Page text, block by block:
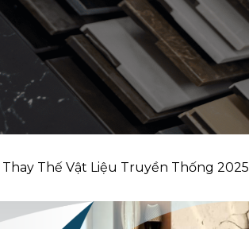
Thế Vật Liệu Truyền Thống 2025